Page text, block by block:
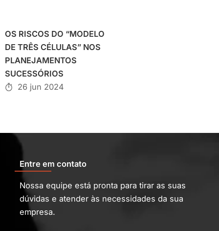
OS RISCOS DO “MODELO
DE TRÊS CÉLULAS” NOS
PLANEJAMENTOS
SUCESSÓRIOS
26 jun 2024
Entre em contato
Nossa equipe está pronta para tirar as suas
dúvidas e atender às necessidades da sua
empresa.